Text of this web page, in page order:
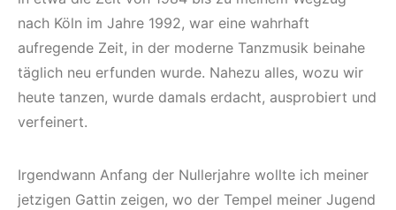
nach Köln im Jahre 1992, war eine wahrhaft
aufregende Zeit, in der moderne Tanzmusik beinahe
täglich neu erfunden wurde. Nahezu alles, wozu wir
heute tanzen, wurde damals erdacht, ausprobiert und
verfeinert.
Irgendwann Anfang der Nullerjahre wollte ich meiner
jetzigen Gattin zeigen, wo der Tempel meiner Jugend